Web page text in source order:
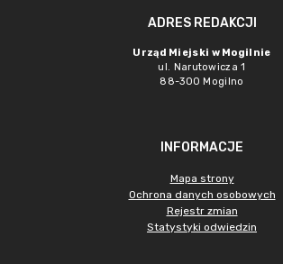
ADRES REDAKCJI
Urząd Miejski w Mogilnie
ul. Narutowicza 1
88-300 Mogilno
INFORMACJE
Mapa strony
Ochrona danych osobowych
Rejestr zmian
Statystyki odwiedzin